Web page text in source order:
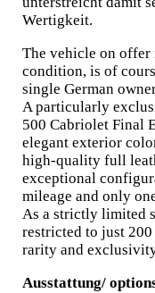
Wertigkeit.
The vehicle on
condition, is of
single German
A particularly
500 Cabriolet Final
elegant exterior
high-quality full
exceptional
mileage and only
As a strictly limited
restricted to just
rarity and
Ausstattung/